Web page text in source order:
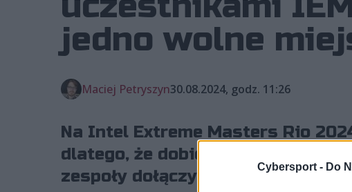
Cybersport - Do
jedno wolne
Maciej Petryszyn30.08.2024, godz. 11:26
Na Intel Extreme Masters Rio
dlatego, że dobiegły końca
zespoły dołączyły do grona